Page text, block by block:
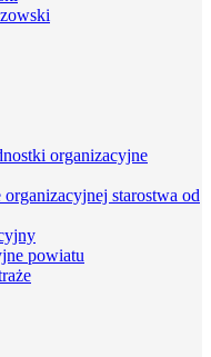
organizacyjne
starostwa od
powiatu